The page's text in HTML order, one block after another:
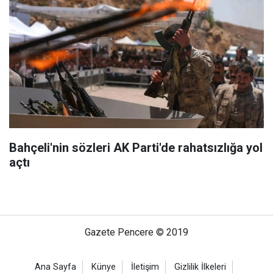
Bahçeli'nin sözleri AK Parti'de rahatsızlığa yol
açtı
Gazete Pencere © 2019
Ana Sayfa Künye İletişim Gizlilik İlkeleri